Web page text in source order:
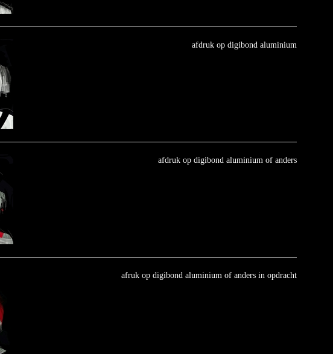
afdruk op digibond aluminium
afdruk op digibond aluminium of anders
afruk op digibond aluminium of anders in opdracht